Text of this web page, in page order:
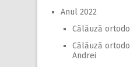
Anul 2022
Călăuză
Călăuză
Andrei